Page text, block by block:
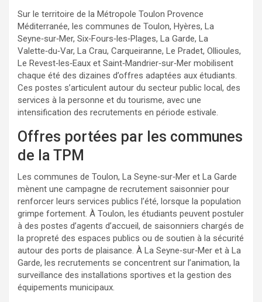
Sur le territoire de la Métropole Toulon Provence
Méditerranée, les communes de Toulon, Hyères, La
Seyne‑sur‑Mer, Six‑Fours‑les‑Plages, La Garde, La
Valette‑du‑Var, La Crau, Carqueiranne, Le Pradet, Ollioules,
Le Revest‑les‑Eaux et Saint‑Mandrier‑sur‑Mer mobilisent
chaque été des dizaines d’offres adaptées aux étudiants.
Ces postes s’articulent autour du secteur public local, des
services à la personne et du tourisme, avec une
intensification des recrutements en période estivale.
Offres portées par les communes
de la TPM
Les communes de Toulon, La Seyne‑sur‑Mer et La Garde
mènent une campagne de recrutement saisonnier pour
renforcer leurs services publics l’été, lorsque la population
grimpe fortement. À Toulon, les étudiants peuvent postuler
à des postes d’agents d’accueil, de saisonniers chargés de
la propreté des espaces publics ou de soutien à la sécurité
autour des ports de plaisance. À La Seyne‑sur‑Mer et à La
Garde, les recrutements se concentrent sur l’animation, la
surveillance des installations sportives et la gestion des
équipements municipaux.